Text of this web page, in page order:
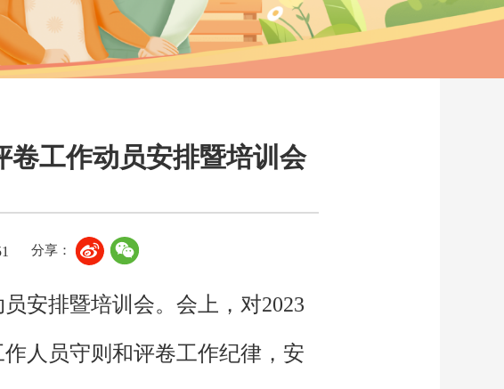
卷工作动员安排暨培训会
分享：
安排暨培训会。会上，对2023
人员守则和评卷工作纪律，安